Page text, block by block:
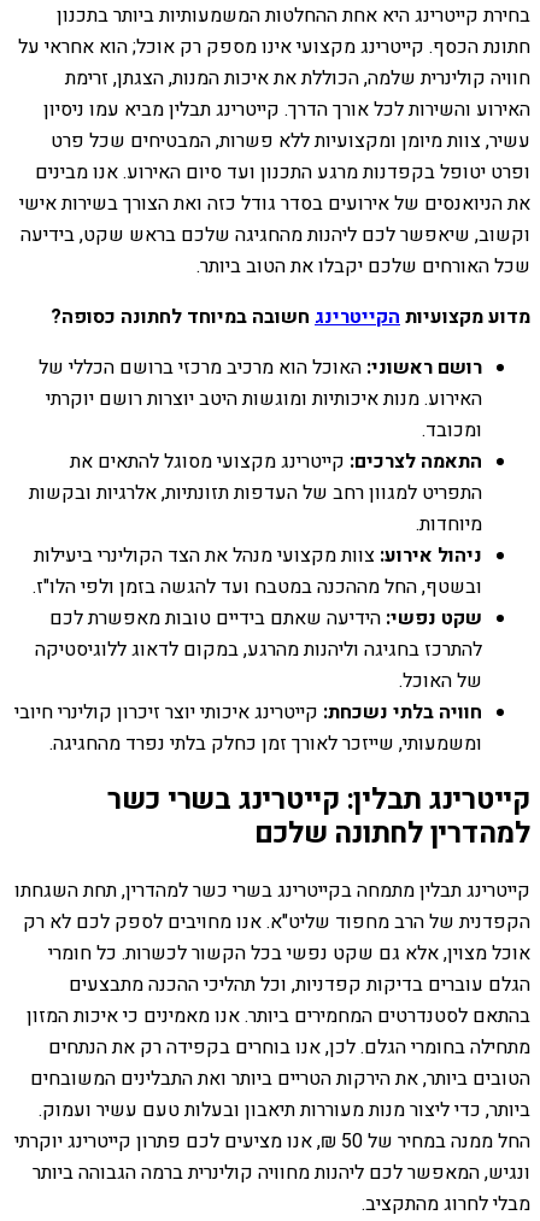
בחירת קייטרינג היא אחת ההחלטות המשמעותיות ביותר בתכנון
חתונת הכסף. קייטרינג מקצועי אינו מספק רק אוכל; הוא אחראי על
חוויה קולינרית שלמה, הכוללת את איכות המנות, הצגתן, זרימת
האירוע והשירות לכל אורך הדרך. קייטרינג תבלין מביא עמו ניסיון
עשיר, צוות מיומן ומקצועיות ללא פשרות, המבטיחים שכל פרט
ופרט יטופל בקפדנות מרגע התכנון ועד סיום האירוע. אנו מבינים
את הניואנסים של אירועים בסדר גודל כזה ואת הצורך בשירות אישי
וקשוב, שיאפשר לכם ליהנות מהחגיגה שלכם בראש שקט, בידיעה
שכל האורחים שלכם יקבלו את הטוב ביותר.
מדוע מקצועיותהקייטרינג חשובה במיוחד לחתונה כסופה?
רושם ראשוני: האוכל הוא מרכיב מרכזי ברושם הכללי של
האירוע. מנות איכותיות ומוגשות היטב יוצרות רושם יוקרתי
ומכובד.
התאמה לצרכים: קייטרינג מקצועי מסוגל להתאים את
התפריט למגוון רחב של העדפות תזונתיות, אלרגיות ובקשות
מיוחדות.
ניהול אירוע: צוות מקצועי מנהל את הצד הקולינרי ביעילות
ובשטף, החל מההכנה במטבח ועד להגשה בזמן ולפי הלו"ז.
שקט נפשי: הידיעה שאתם בידיים טובות מאפשרת לכם
להתרכז בחגיגה וליהנות מהרגע, במקום לדאוג ללוגיסטיקה
של האוכל.
חוויה בלתי נשכחת: קייטרינג איכותי יוצר זיכרון קולינרי חיובי
ומשמעותי, שייזכר לאורך זמן כחלק בלתי נפרד מהחגיגה.
קייטרינג תבלין: קייטרינג בשרי כשר
למהדרין לחתונה שלכם
קייטרינג תבלין מתמחה בקייטרינג בשרי כשר למהדרין, תחת השגחתו
הקפדנית של הרב מחפוד שליט"א. אנו מחויבים לספק לכם לא רק
אוכל מצוין, אלא גם שקט נפשי בכל הקשור לכשרות. כל חומרי
הגלם עוברים בדיקות קפדניות, וכל תהליכי ההכנה מתבצעים
בהתאם לסטנדרטים המחמירים ביותר. אנו מאמינים כי איכות המזון
מתחילה בחומרי הגלם. לכן, אנו בוחרים בקפידה רק את הנתחים
הטובים ביותר, את הירקות הטריים ביותר ואת התבלינים המשובחים
ביותר, כדי ליצור מנות מעוררות תיאבון ובעלות טעם עשיר ועמוק.
החל ממנה במחיר של 50 ₪, אנו מציעים לכם פתרון קייטרינג יוקרתי
ונגיש, המאפשר לכם ליהנות מחוויה קולינרית ברמה הגבוהה ביותר
מבלי לחרוג מהתקציב.